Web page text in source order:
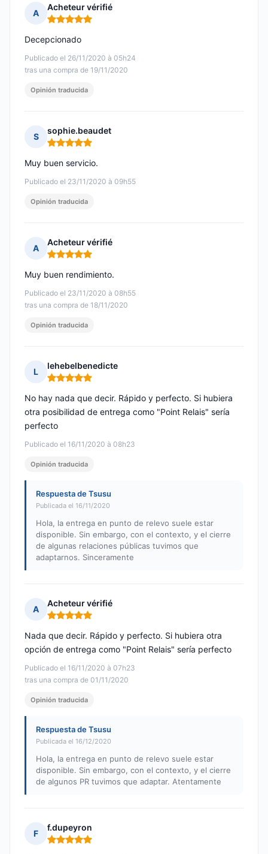
A
Acheteur vérifié
Nota: 5 de 5
Publicado el 26/11/2020 à 05h24
tras una compra de 19/11/2020
Decepcionado
Opinión traducida
S
sophie.beaudet
Nota: 5 de 5
Publicado el 23/11/2020 à 09h55
Muy buen servicio.
Opinión traducida
A
Acheteur vérifié
Nota: 5 de 5
Publicado el 23/11/2020 à 08h55
tras una compra de 18/11/2020
Muy buen rendimiento.
Opinión traducida
L
lehebelbenedicte
Nota: 5 de 5
Publicado el 16/11/2020 à 08h23
No hay nada que decir. Rápido y perfecto. Si hubiera
otra posibilidad de entrega como "Point Relais" sería
perfecto
Opinión traducida
Respuesta de Tsusu
Publicada el 16/11/2020
Hola, la entrega en punto de relevo suele estar
disponible. Sin embargo, con el contexto, y el cierre
de algunas relaciones públicas tuvimos que
adaptarnos. Sinceramente
A
Acheteur vérifié
Nota: 5 de 5
Publicado el 16/11/2020 à 07h23
tras una compra de 01/11/2020
Nada que decir. Rápido y perfecto. Si hubiera otra
opción de entrega como "Point Relais" sería perfecto
Opinión traducida
Respuesta de Tsusu
Publicada el 16/12/2020
Hola, la entrega en punto de relevo suele estar
disponible. Sin embargo, con el contexto, y el cierre
de algunos PR tuvimos que adaptar. Atentamente
F
f.dupeyron
Nota: 5 de 5